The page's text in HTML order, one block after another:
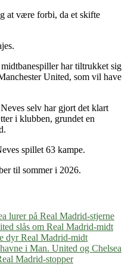
at være forbi, da et skifte
har tiltrukket sig
United, som vil have
selv har gjort det klart
i klubben, grundet en
spillet 63 kampe.
til sommer i 2026.
lurer på Real Madrid-stjerne
slås om Real Madrid-midt
dyr Real Madrid-midt
i Man. United og Chelsea
Madrid-stopper